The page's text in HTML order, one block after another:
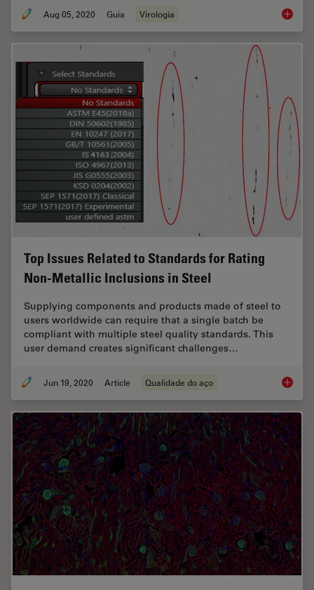
Aug 05, 2020 Guia Virologia
Top Issues Related to Standards for Rating
Non-Metallic Inclusions in Steel
Supplying components and products made of steel to
users worldwide can require that a single batch be
compliant with multiple steel quality standards. This
user demand creates significant challenges…
Jun 19, 2020 Article Qualidade do aço Top